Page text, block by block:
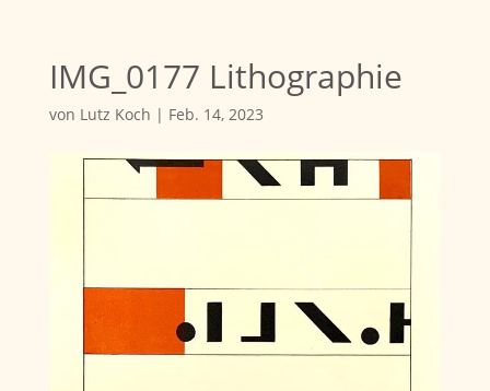
IMG_0177 Lithographie
von Lutz Koch | Feb. 14, 2023